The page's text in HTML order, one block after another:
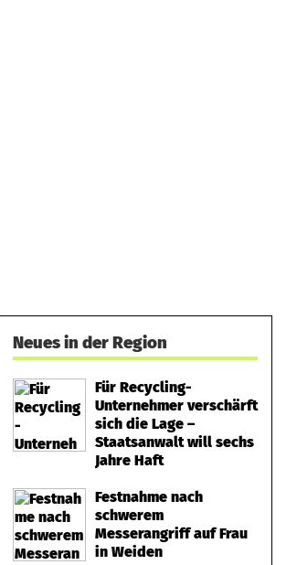
Neues in der Region
Für Recycling-
Unternehmer verschärft
sich die Lage –
Staatsanwalt will sechs
Jahre Haft
Festnahme nach
schwerem
Messerangriff auf Frau
in Weiden